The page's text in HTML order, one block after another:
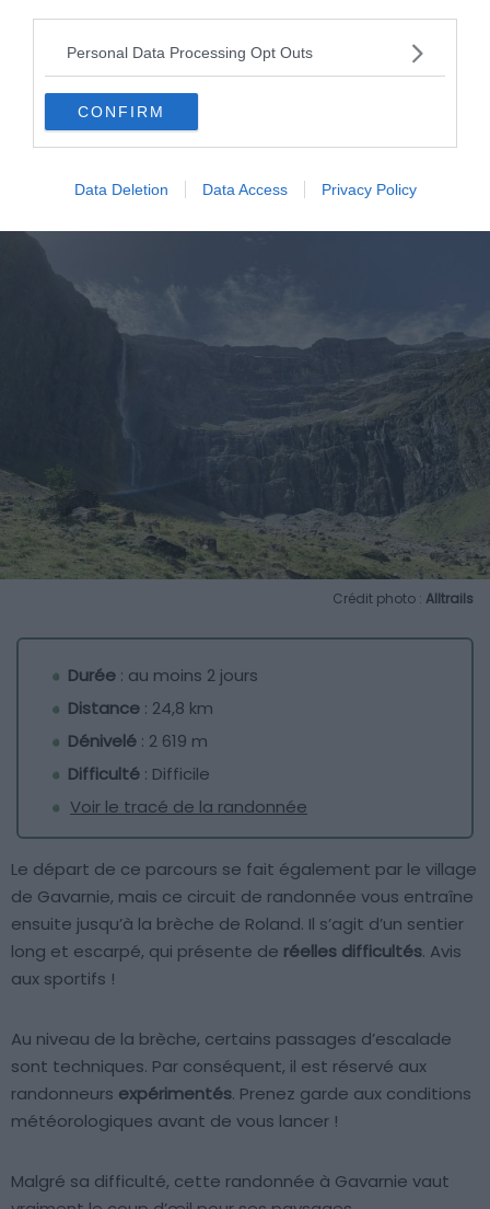
Personal Data Processing Opt Outs
CONFIRM
Data Deletion Data Access Privacy Policy
Les 10 plus belles randonnées à faire dans le Parc
national des Pyrénées
4. Gavarnie et le Mont Perdu en
Crédit photo : Alltrails
Durée : au moins 2 jours
Distance : 24,8 km
Dénivelé : 2 619 m
Difficulté : Difficile
Voir le tracé de la randonnée
Le départ de ce parcours se fait également par le village
de Gavarnie, mais ce circuit de randonnée vous entraîne
ensuite jusqu’à la brèche de Roland. Il s’agit d’un sentier
long et escarpé, qui présente de réelles difficultés. Avis
aux sportifs !
Au niveau de la brèche, certains passages d’escalade
sont techniques. Par conséquent, il est réservé aux
randonneurs expérimentés. Prenez garde aux conditions
météorologiques avant de vous lancer !
Malgré sa difficulté, cette randonnée à Gavarnie vaut